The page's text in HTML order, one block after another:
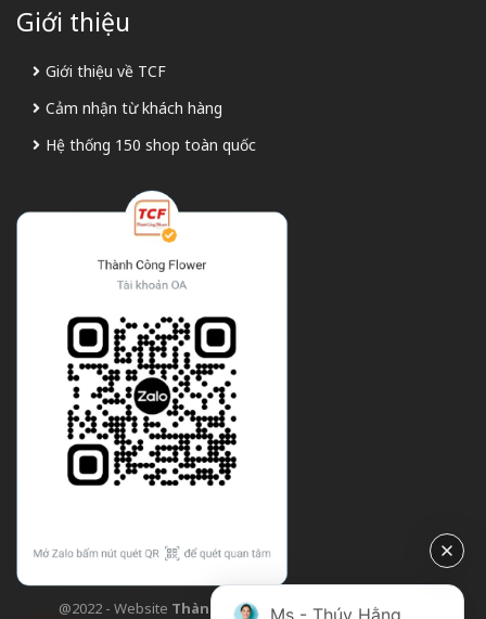
Giới thiệu
Giới thiệu về TCF
Cảm nhận từ khách hàng
Hệ thống 150 shop toàn quốc
@2022 - Website Thành Công Flower| Design bởi
Ms - Thúy Hằng